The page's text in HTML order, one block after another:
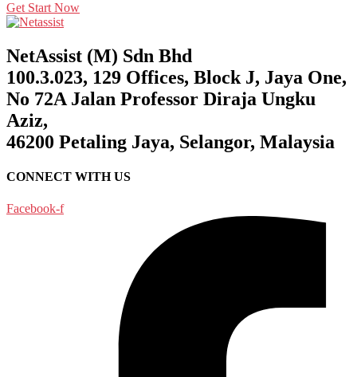
Get Start Now
NetAssist (M) Sdn Bhd
100.3.023, 129 Offices, Block J, Jaya One,
No 72A Jalan Professor Diraja Ungku
Aziz,
46200 Petaling Jaya, Selangor, Malaysia
CONNECT WITH US
Facebook-f